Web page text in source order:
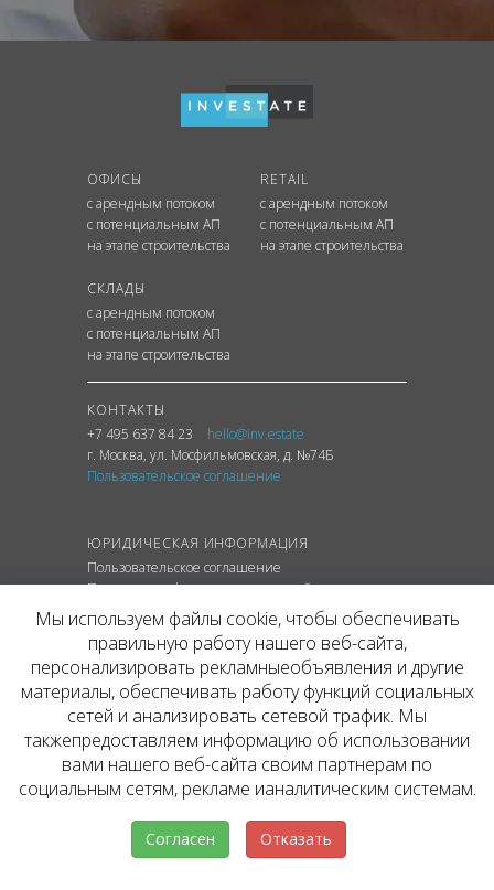
ОФИСЫ
с арендным потоком
с потенциальным АП
на этапе строительства
RETAIL
с арендным потоком
с потенциальным АП
на этапе строительства
СКЛАДЫ
с арендным потоком
с потенциальным АП
на этапе строительства
КОНТАКТЫ
+7 495 637 84 23
hello@inv.estate
г. Москва, ул. Мосфильмовская, д. №74Б
Пользовательское соглашение
ЮРИДИЧЕСКАЯ ИНФОРМАЦИЯ
Пользовательское соглашение
Политика конфиденциальности сайта
Политика обработки персональных данных
© ОФИЦИАЛЬНЫЙ САЙТ КОМПАНИИ
INVESTATE, 2026
Представленная на сайте агентства информация,
в т.ч. стоимости объектов, носит информационный
характер и не является публичной офертой. Условия
аренды объекта могут быть изменены собственником
без уведомления.
Мы используем файлы cookie, чтобы обеспечивать
правильную работу нашего веб-сайта,
персонализировать рекламныеобъявления и другие
материалы, обеспечивать работу функций социальных
сетей и анализировать сетевой трафик. Мы
такжепредоставляем информацию об использовании
вами нашего веб-сайта своим партнерам по
социальным сетям, рекламе ианалитическим системам.
Согласен Отказать